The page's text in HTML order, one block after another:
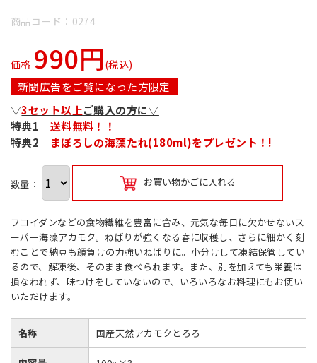
商品コード：0274
価格 990円(税込)
新聞広告をご覧になった方限定
▽3セット以上ご購入の方に▽
特典1 送料無料！！
特典2
まぼろしの海藻たれ(180ml)をプレゼント！!
数量： お買い物かごに入れる
フコイダンなどの食物繊維を豊富に含み、元気な毎日に欠かせないス
ーパー海藻アカモク。ねばりが強くなる春に収穫し、さらに細かく刻
むことで納豆も顔負けの力強いねばりに。小分けして凍結保管してい
るので、解凍後、そのまま食べられます。また、別を加えても栄養は
損なわれず、味つけをしていないので、いろいろなお料理にもお使い
いただけます。
名称 国産天然アカモクとろろ